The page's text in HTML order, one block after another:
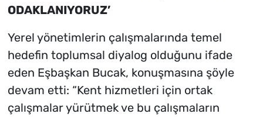
ODAKLANIYORUZ’
Yerel yönetimlerin çalışmalarında temel
hedefin toplumsal diyalog olduğunu ifade
eden Eşbaşkan Bucak, konuşmasına şöyle
devam etti: “Kent hizmetleri için ortak
çalışmalar yürütmek ve bu çalışmaların